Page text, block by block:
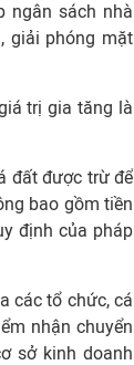
ngân sách nhà
giải phóng mặt
trị gia tăng là
đất được trừ để
bao gồm tiền
định của pháp
các tổ chức, cá
nhận chuyển
sở kinh doanh